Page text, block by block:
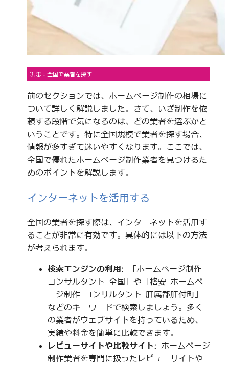
3.①：全国で業者を探す
前のセクションでは、ホームページ制作の相場に
ついて詳しく解説しました。さて、いざ制作を依
頼する段階で気になるのは、どの業者を選ぶかと
いうことです。特に全国規模で業者を探す場合、
情報が多すぎて迷いやすくなります。ここでは、
全国で優れたホームページ制作業者を見つけるた
めのポイントを解説します。
インターネットを活用する
全国の業者を探す際は、インターネットを活用す
ることが非常に有効です。具体的には以下の方法
が考えられます。
検索エンジンの利用 : 「ホームページ制作
コンサルタント 全国」や「格安 ホームペ
ージ制作 コンサルタント 肝属郡肝付町」
などのキーワードで検索しましょう。多く
の業者がウェブサイトを持っているため、
実績や料金を簡単に比較できます。
レビューサイトや比較サイト: ホームページ
制作業者を専門に扱ったレビューサイトや